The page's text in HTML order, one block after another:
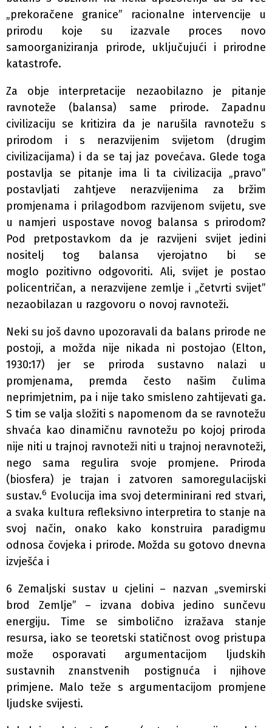
„prekoračene granice” racionalne intervencije u
prirodu koje su izazvale proces novo
samoorganiziranja prirode, uključujući i prirodne
katastrofe.
Za obje interpretacije nezaobilazno je pitanje
ravnoteže (balansa) same prirode. Zapadnu
civilizaciju se kritizira da je narušila ravnotežu s
prirodom i s nerazvijenim svijetom (drugim
civilizacijama) i da se taj jaz povećava. Glede toga
postavlja se pitanje ima li ta civilizacija „pravo”
postavljati zahtjeve nerazvijenima za bržim
promjenama i prilagodbom razvijenom svijetu, sve
u namjeri uspostave novog balansa s prirodom?
Pod pretpostavkom da je razvijeni svijet jedini
nositelj tog balansa vjerojatno bi se
moglo pozitivno odgovoriti. Ali, svijet je postao
policentričan, a nerazvijene zemlje i „četvrti svijet”
nezaobilazan u razgovoru o novoj ravnoteži.
Neki su još davno upozoravali da balans prirode ne
postoji, a možda nije nikada ni postojao (Elton,
1930:17) jer se priroda sustavno nalazi u
promjenama, premda često našim čulima
neprimjetnim, pa i nije tako smisleno zahtijevati ga.
S tim se valja složiti s napomenom da se ravnotežu
shvaća kao dinamičnu ravnotežu po kojoj priroda
nije niti u trajnoj ravnoteži niti u trajnoj neravnoteži,
nego sama regulira svoje promjene. Priroda
(biosfera) je trajan i zatvoren samoregulacijski
sustav.6 Evolucija ima svoj determinirani red stvari,
a svaka kultura refleksivno interpretira to stanje na
svoj način, onako kako konstruira paradigmu
odnosa čovjeka i prirode. Možda su gotovo dnevna
izvješća i
6 Zemaljski sustav u cjelini – nazvan „svemirski
brod Zemlje” – izvana dobiva jedino sunčevu
energiju. Time se simbolično izražava stanje
resursa, iako se teoretski statičnost ovog pristupa
može osporavati argumentacijom ljudskih
sustavnih znanstvenih postignuća i njihove
primjene. Malo teže s argumentacijom promjene
ljudske svijesti.